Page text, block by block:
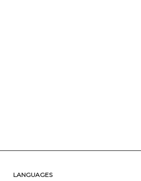
LANGUAGES